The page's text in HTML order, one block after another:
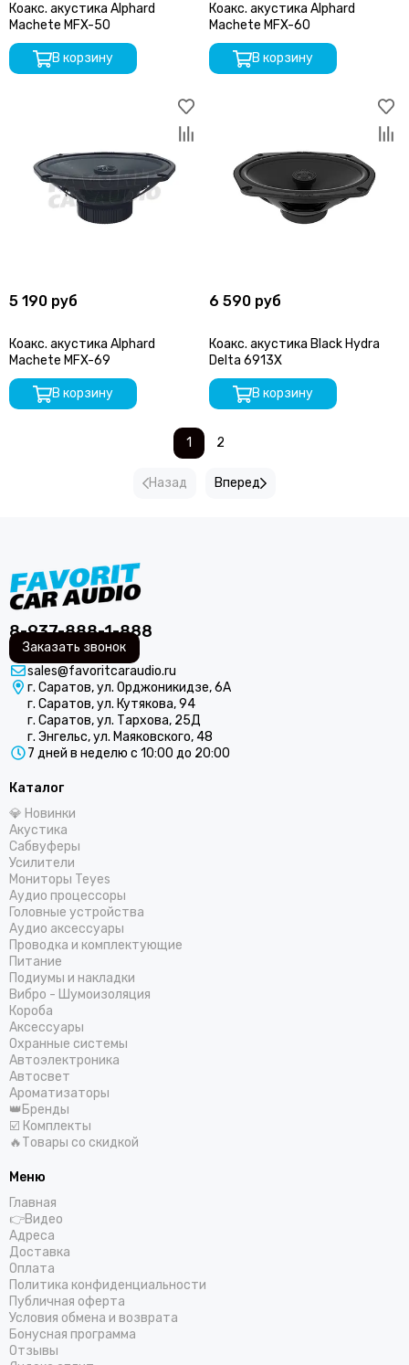
Коакс. акустика Alphard
Machete MFX-50
В корзину
Коакс. акустика Alphard
Machete MFX-60
В корзину
5 190 руб
Коакс. акустика Alphard
Machete MFX-69
В корзину
6 590 руб
Коакс. акустика Black Hydra
Delta 6913X
В корзину
Назад
1 2
Вперед
8-937-888-1-888
Заказать звонок
sales@favoritcaraudio.ru
г. Саратов, ул. Орджоникидзе, 6А
г. Саратов, ул. Кутякова, 94
г. Саратов, ул. Тархова, 25Д
г. Энгельс, ул. Маяковского, 48
7 дней в неделю с 10:00 до 20:00
Каталог
💎 Новинки
Акустика
Сабвуферы
Усилители
Мониторы Teyes
Аудио процессоры
Головные устройства
Аудио аксессуары
Проводка и комплектующие
Питание
Подиумы и накладки
Вибро - Шумоизоляция
Короба
Аксессуары
Охранные системы
Автоэлектроника
Автосвет
Ароматизаторы
👑Бренды
☑️ Комплекты
🔥Товары со скидкой
Меню
Главная
👉Видео
Адреса
Доставка
Оплата
Политика конфиденциальности
Публичная оферта
Условия обмена и возврата
Бонусная программа
Отзывы